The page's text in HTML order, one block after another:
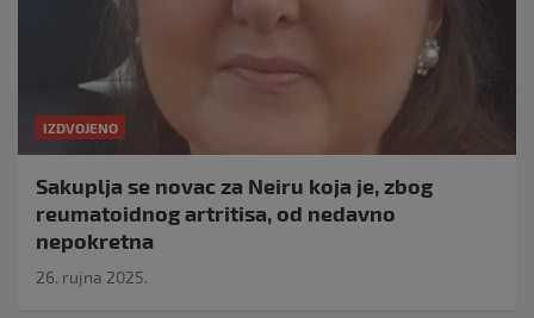
IZDVOJENO
Sakuplja se novac za Neiru koja je, zbog
reumatoidnog artritisa, od nedavno
nepokretna
26. rujna 2025.